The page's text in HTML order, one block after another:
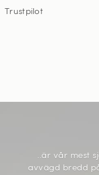
Trustpilot
..är vår mest
avvägd bredd